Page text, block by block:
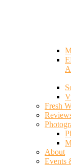
Fresh
About
Events